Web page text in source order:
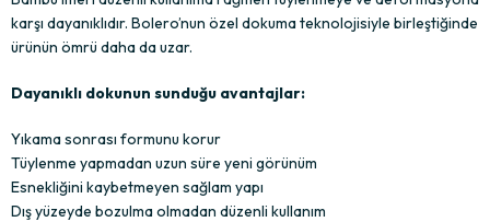
karşı dayanıklıdır. Bolero’nun özel dokuma teknolojisiyle birleştiğinde
ürünün ömrü daha da uzar.
Dayanıklı dokunun sunduğu avantajlar:
Yıkama sonrası formunu korur
Tüylenme yapmadan uzun süre yeni görünüm
Esnekliğini kaybetmeyen sağlam yapı
Dış yüzeyde bozulma olmadan düzenli kullanım